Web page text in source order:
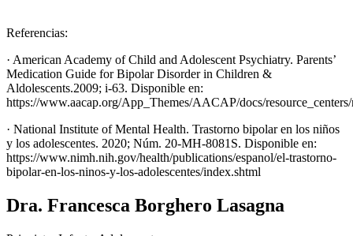
Referencias:
· American Academy of Child and Adolescent Psychiatry. Parents’
Medication Guide for Bipolar Disorder in Children &
Aldolescents.2009; i-63. Disponible en:
https://www.aacap.org/App_Themes/AACAP/docs/
· National Institute of Mental Health. Trastorno bipolar en los niños
y los adolescentes. 2020; Núm. 20-MH-8081S. Disponible en:
https://www.nimh.nih.gov/health/publications/espanol/el-trastorno-
bipolar-en-los-ninos-y-los-adolescentes/index.shtml
Dra. Francesca Borghero Lasagna